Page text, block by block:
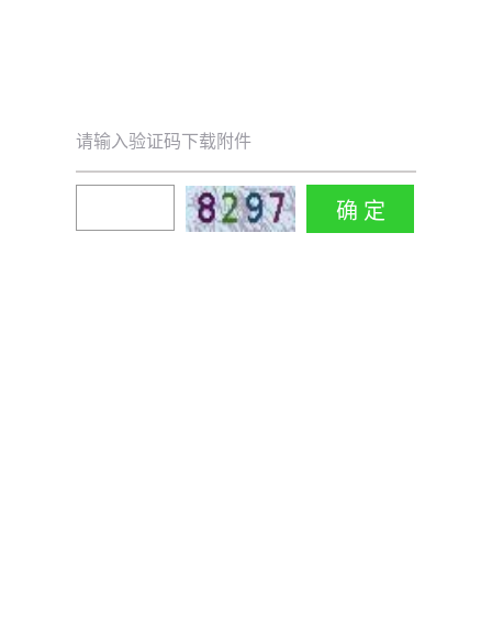
请输入验证码下载附件